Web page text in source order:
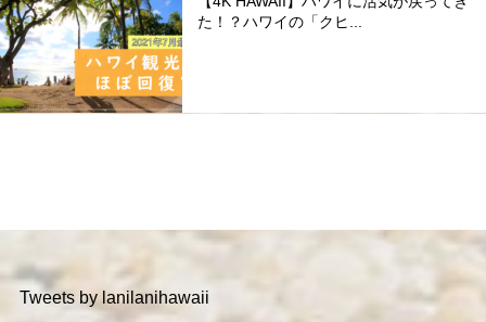
た！？ハワイの「クヒ...
Tweets by lanilanihawaii